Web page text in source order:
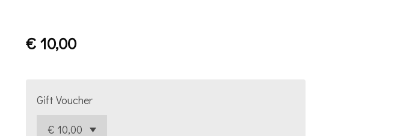
€ 10,00
Gift Voucher